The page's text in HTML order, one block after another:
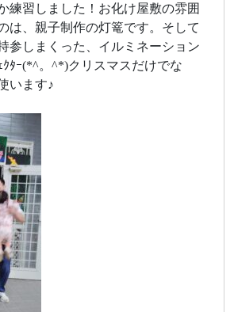
練習しました！お化け屋敷の雰囲
は、親子制作の灯篭です。そして
参しまくった、イルミネーション
ｸﾀｰ(*^。^*)クリスマスだけでな
います♪